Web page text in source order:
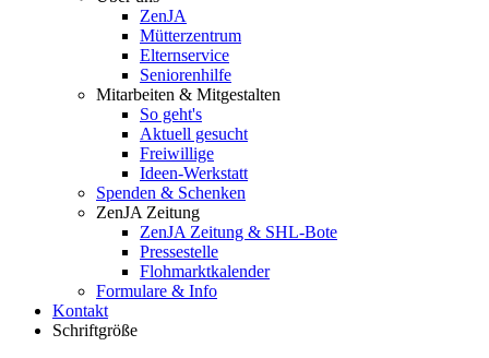
ZenJA
Mütterzentrum
Elternservice
Seniorenhilfe
Mitarbeiten & Mitgestalten
So geht's
Aktuell gesucht
Freiwillige
Ideen-Werkstatt
Spenden & Schenken
ZenJA Zeitung
ZenJA Zeitung & SHL-Bote
Pressestelle
Flohmarktkalender
Formulare & Info
Kontakt
Schriftgröße